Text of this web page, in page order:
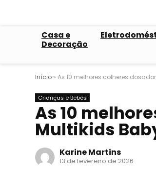
Casa e
Decoração
Início » As 10 melhores colheres
Crianças e Bebês
As 10
Multikids
Karine Martins
13 de fevereiro de 2026